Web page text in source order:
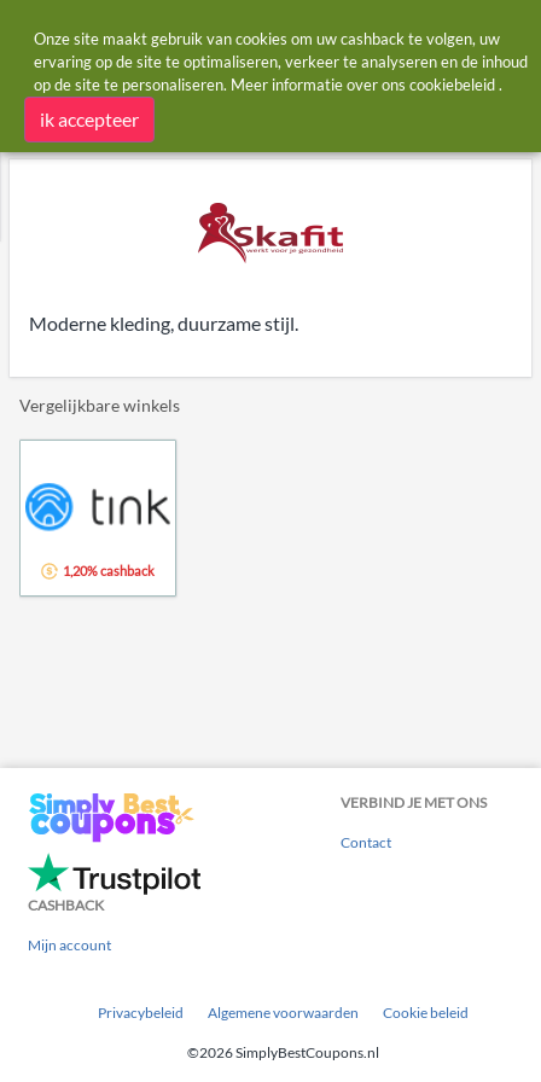
Startpagina Winkels Skafit
Skafit cashback
Moderne kleding, duurzame stijl.
Vergelijkbare winkels
1,20% cashback
VERBIND JE MET ONS
Contact
CASHBACK
Mijn account
Privacybeleid Algemene voorwaarden Cookie beleid
©2026 SimplyBestCoupons.nl
Onze site maakt gebruik van cookies om uw cashback te volgen, uw
ervaring op de site te optimaliseren, verkeer te analyseren en de inhoud
op de site te personaliseren. Meer informatie over ons cookiebeleid.
ik accepteer